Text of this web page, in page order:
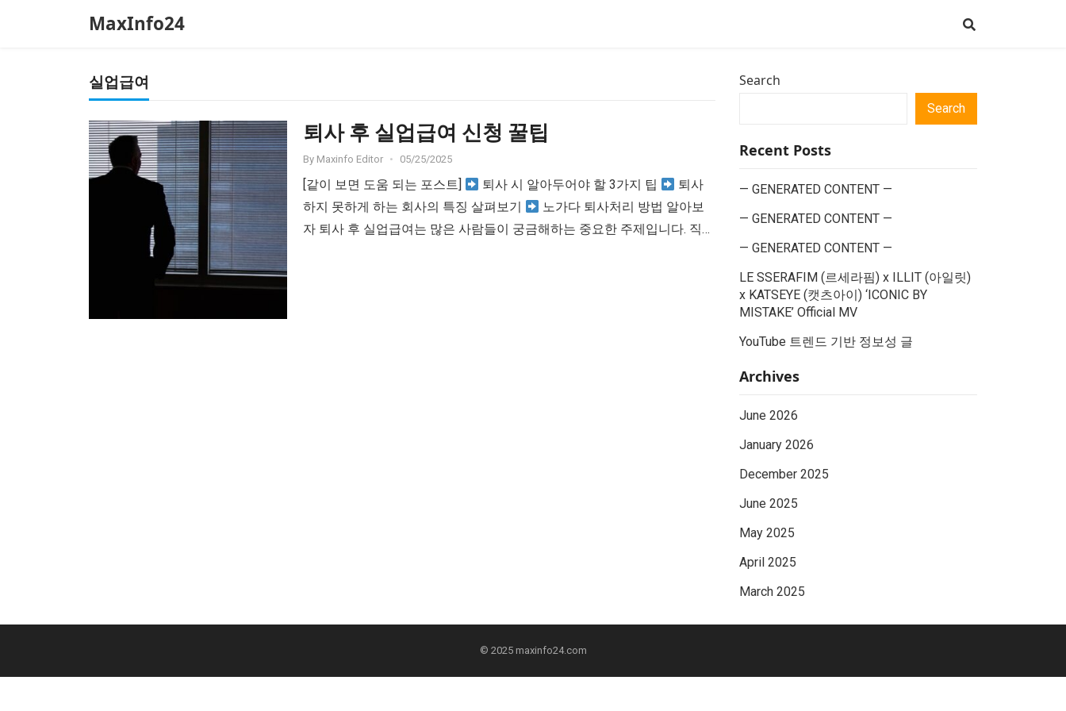
MaxInfo24
실업급여
퇴사 후 실업급여 신청 꿀팁
By Maxinfo Editor • 05/25/2025
[같이 보면 도움 되는 포스트] 퇴사 시 알아두어야 할 3가지 팁
퇴사
하지 못하게 하는 회사의 특징 살펴보기
노가다 퇴사처리 방법 알아보
자 퇴사 후 실업급여는 많은 사람들이 궁금해하는 중요한 주제입니다. 직장
Search
Search
Recent Posts
— GENERATED CONTENT —
— GENERATED CONTENT —
— GENERATED CONTENT —
LE SSERAFIM (르세라핌) x ILLIT (아일릿)
x KATSEYE (캣츠아이) ‘ICONIC BY
MISTAKE’ Official MV
YouTube 트렌드 기반 정보성 글
Archives
June 2026
January 2026
December 2025
June 2025
May 2025
April 2025
March 2025
© 2025 maxinfo24.com